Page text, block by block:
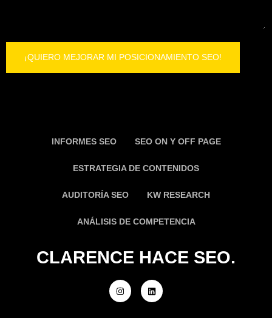
INFORMES SEO SEO ON Y OFF PAGE
ESTRATEGIA DE CONTENIDOS
AUDITORÍA SEO KW RESEARCH
ANÁLISIS DE COMPETENCIA
CLARENCE HACE SEO.